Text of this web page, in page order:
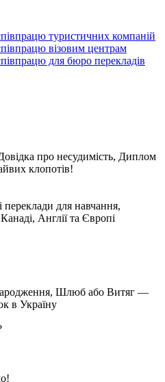
туристичних компаній
візовим центрам
для бюро перекладів
про несудимість, Диплом
клопотів!
переклади для навчання,
Англії та Європі
Шлюб або Витяг —
в Україну